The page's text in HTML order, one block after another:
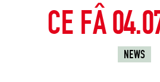
CE FÂ
NEWS